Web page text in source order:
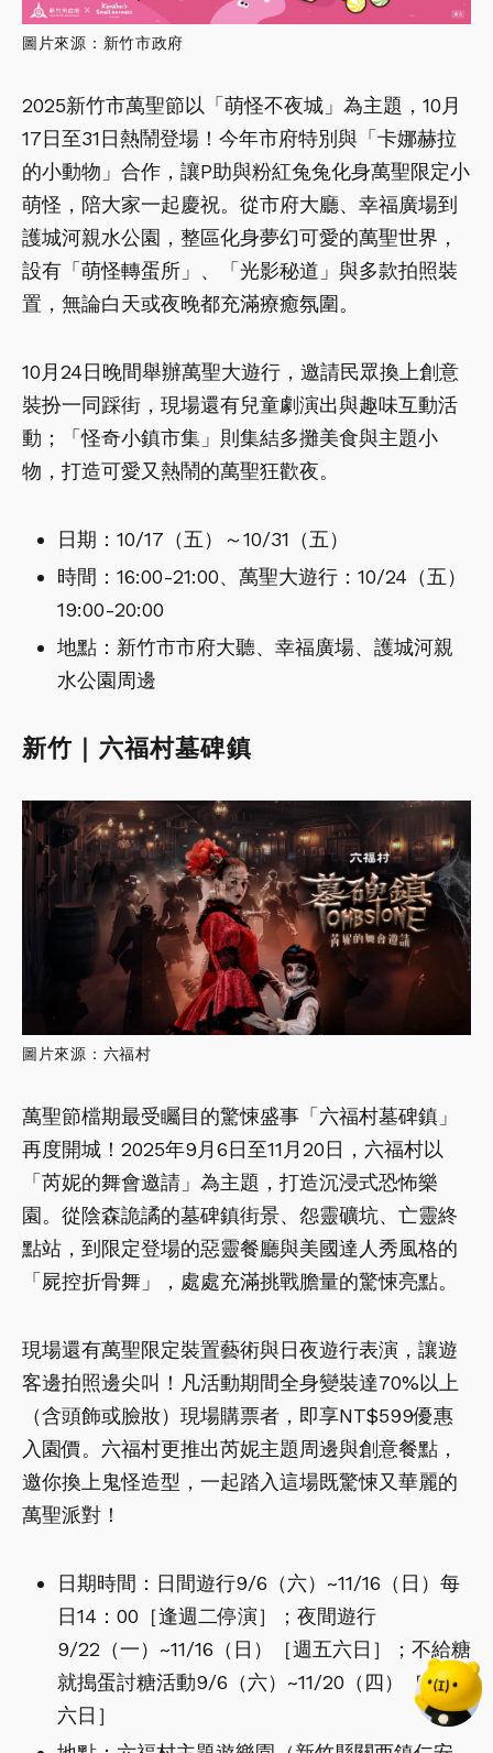
圖片來源：新竹市政府
2025新竹市萬聖節以「萌怪不夜城」為主題，10月
17日至31日熱鬧登場！今年市府特別與「卡娜赫拉
的小動物」合作，讓P助與粉紅兔兔化身萬聖限定小
萌怪，陪大家一起慶祝。從市府大廳、幸福廣場到
護城河親水公園，整區化身夢幻可愛的萬聖世界，
設有「萌怪轉蛋所」、「光影秘道」與多款拍照裝
置，無論白天或夜晚都充滿療癒氛圍。
10月24日晚間舉辦萬聖大遊行，邀請民眾換上創意
裝扮一同踩街，現場還有兒童劇演出與趣味互動活
動；「怪奇小鎮市集」則集結多攤美食與主題小
物，打造可愛又熱鬧的萬聖狂歡夜。
日期：10/17（五）～10/31（五）
時間：16:00-21:00、萬聖大遊行：10/24（五）
19:00-20:00
地點：新竹市市府大聽、幸福廣場、護城河親
水公園周邊
新竹｜六福村墓碑鎮
圖片來源：六福村
萬聖節檔期最受矚目的驚悚盛事「六福村墓碑鎮」
再度開城！2025年9月6日至11月20日，六福村以
「芮妮的舞會邀請」為主題，打造沉浸式恐怖樂
園。從陰森詭譎的墓碑鎮街景、怨靈礦坑、亡靈終
點站，到限定登場的惡靈餐廳與美國達人秀風格的
「屍控折骨舞」，處處充滿挑戰膽量的驚悚亮點。
現場還有萬聖限定裝置藝術與日夜遊行表演，讓遊
客邊拍照邊尖叫！凡活動期間全身變裝達70%以上
（含頭飾或臉妝）現場購票者，即享NT$599優惠
入園價。六福村更推出芮妮主題周邊與創意餐點，
邀你換上鬼怪造型，一起踏入這場既驚悚又華麗的
萬聖派對！
日期時間：日間遊行9/6（六）~11/16（日）每
日14：00［逢週二停演］；夜間遊行
9/22（一）~11/16（日）［週五六日］；不給糖
就搗蛋討糖活動9/6（六）~11/20（四）［週五
六日］